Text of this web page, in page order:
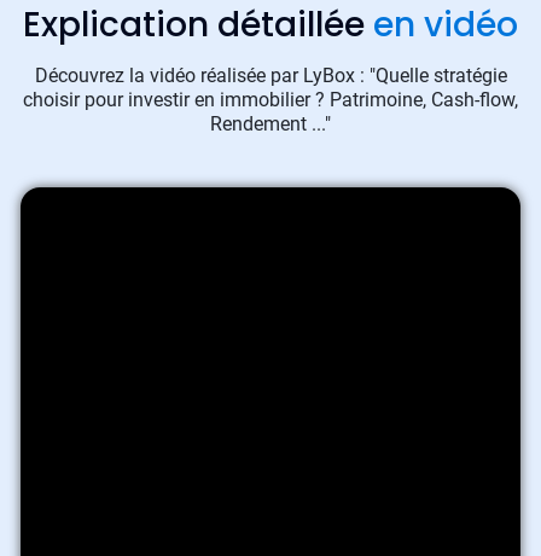
Explication détaillée en vidéo
Découvrez la vidéo réalisée par LyBox : "Quelle stratégie
choisir pour investir en immobilier ? Patrimoine, Cash-flow,
Rendement ..."